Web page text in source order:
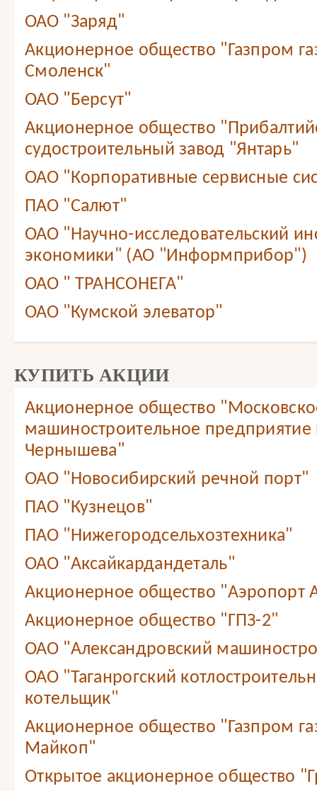
ОАО "Заряд"
Акционерное общество "Газпром
Смоленск"
ОАО "Берсут"
Акционерное общество
судостроительный завод "Янтарь"
ОАО "Корпоративные сервисные
ПАО "Салют"
ОАО "Научно-исследовательский
экономики" (АО "Информприбор")
ОАО " ТРАНСОНЕГА"
ОАО "Кумской элеватор"
КУПИТЬ АКЦИИ
Акционерное общество
машиностроительное
Чернышева"
ОАО "Новосибирский речной порт"
ПАО "Кузнецов"
ПАО "Нижегородсельхозтехника"
ОАО "Аксайкардандеталь"
Акционерное общество "Аэропорт
Акционерное общество "ГПЗ-2"
ОАО "Александровский
ОАО "Таганрогский
котельщик"
Акционерное общество "Газпром
Майкоп"
Открытое акционерное общество